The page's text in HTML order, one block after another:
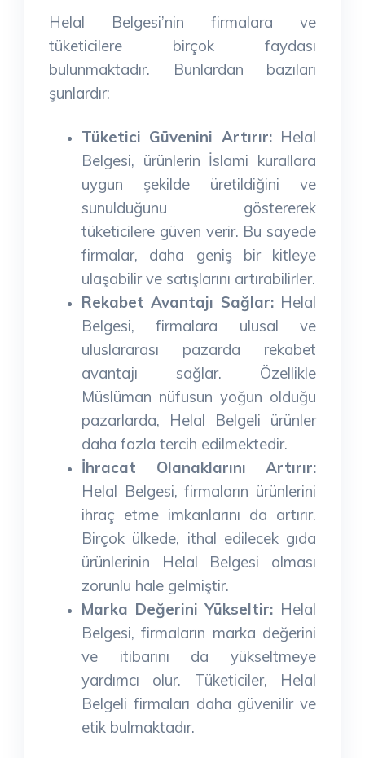
Helal Belgesi’nin firmalara ve
tüketicilere birçok faydası
bulunmaktadır. Bunlardan bazıları
şunlardır:
Tüketici Güvenini Artırır:Helal
Belgesi, ürünlerin İslami kurallara
uygun şekilde üretildiğini ve
sunulduğunu göstererek
tüketicilere güven verir. Bu sayede
firmalar, daha geniş bir kitleye
ulaşabilir ve satışlarını artırabilirler.
Rekabet Avantajı Sağlar:Helal
Belgesi, firmalara ulusal ve
uluslararası pazarda rekabet
avantajı sağlar. Özellikle
Müslüman nüfusun yoğun olduğu
pazarlarda, Helal Belgeli ürünler
daha fazla tercih edilmektedir.
İhracat Olanaklarını Artırır:
Helal Belgesi, firmaların ürünlerini
ihraç etme imkanlarını da artırır.
Birçok ülkede, ithal edilecek gıda
ürünlerinin Helal Belgesi olması
zorunlu hale gelmiştir.
Marka Değerini Yükseltir: Helal
Belgesi, firmaların marka değerini
ve itibarını da yükseltmeye
yardımcı olur. Tüketiciler, Helal
Belgeli firmaları daha güvenilir ve
etik bulmaktadır.